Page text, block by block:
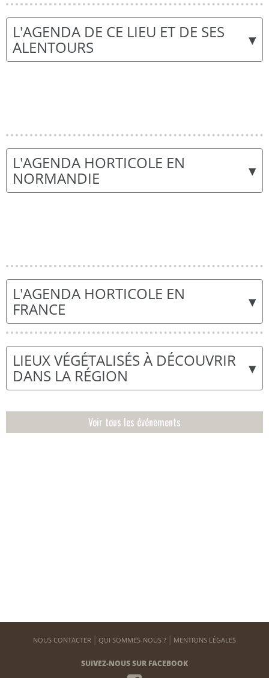
▾
L'AGENDA DE CE LIEU ET DE SES
ALENTOURS
▾
L'AGENDA HORTICOLE EN
NORMANDIE
▾
L'AGENDA HORTICOLE EN
FRANCE
▾
LIEUX VÉGÉTALISÉS À DÉCOUVRIR
DANS LA RÉGION
Voir tous les événements
NOUS CONTACTER QUI SOMMES-NOUS ? MENTIONS LÉGALES
SUIVEZ-NOUS SUR FACEBOOK